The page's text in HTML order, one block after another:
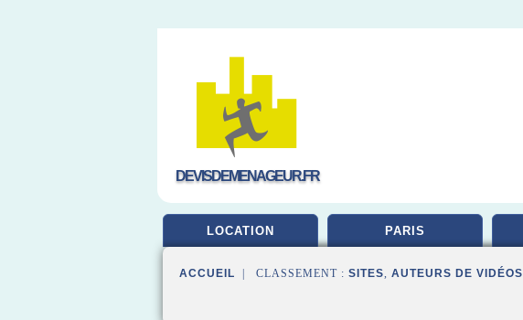
DEVISDEMENAGEUR.FR
LOCATION PARIS
ACCUEIL | CLASSEMENT : SITES, AUTEURS DE VIDÉOS